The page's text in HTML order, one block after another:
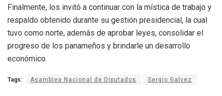
Finalmente, los invitó a continuar con la mística de trabajo y
respaldo obtenido durante su gestión presidencial, la cual
tuvo como norte, además de aprobar leyes, consolidar el
progreso de los panameños y brindarle un desarrollo
económico.
Tags: Asamblea Nacional de Diputados Sergio Galvez